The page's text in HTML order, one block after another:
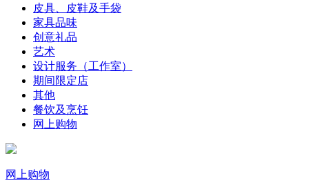
皮具、皮鞋及手袋
家具品味
创意礼品
艺术
设计服务（工作室）
期间限定店
其他
餐饮及烹饪
网上购物
网上购物